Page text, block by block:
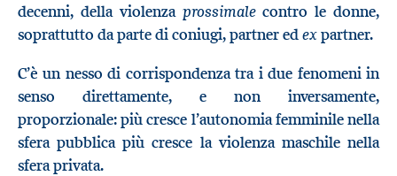
decenni, della violenza prossimalecontro le donne,
soprattutto da parte di coniugi, partner edexpartner.
C’è un nesso di corrispondenza tra i due fenomeni in
senso direttamente, e non inversamente,
proporzionale: più cresce l’autonomia femminile nella
sfera pubblica più cresce la violenza maschile nella
sfera privata.